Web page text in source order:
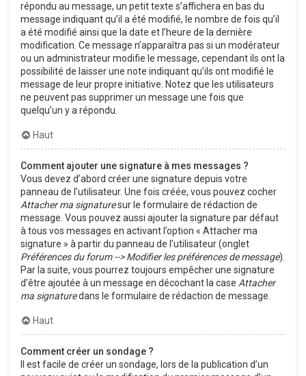
répondu au message, un petit texte s’affichera en bas du
message indiquant qu’il a été modifié, le nombre de fois qu’il
a été modifié ainsi que la date et l’heure de la dernière
modification. Ce message n’apparaîtra pas si un modérateur
ou un administrateur modifie le message, cependant ils ont la
possibilité de laisser une note indiquant qu’ils ont modifié le
message de leur propre initiative. Notez que les utilisateurs
ne peuvent pas supprimer un message une fois que
quelqu’un y a répondu.
Haut
Comment ajouter une signature à mes messages ?
Vous devez d’abord créer une signature depuis votre
panneau de l’utilisateur. Une fois créée, vous pouvez cocher
Attacher ma signaturesur le formulaire de rédaction de
message. Vous pouvez aussi ajouter la signature par défaut
à tous vos messages en activant l’option « Attacher ma
signature » à partir du panneau de l’utilisateur (onglet
Préférences du forum --> Modifier les préférences de message).
Par la suite, vous pourrez toujours empêcher une signature
d’être ajoutée à un message en décochant la case Attacher
ma signaturedans le formulaire de rédaction de message.
Haut
Comment créer un sondage ?
Il est facile de créer un sondage, lors de la publication d’un